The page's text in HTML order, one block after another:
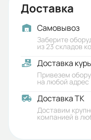
Доставка
Самовывоз
Заберите
из 23 складов
Доставка
Привезем
на любой адрес
Доставка ТК
Доставим
компанией в